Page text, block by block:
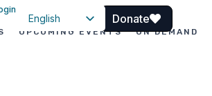
English
Donate
UPCOMING EVENTS ON DEMAND